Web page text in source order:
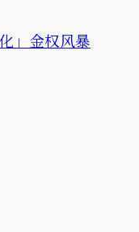
」金权风暴